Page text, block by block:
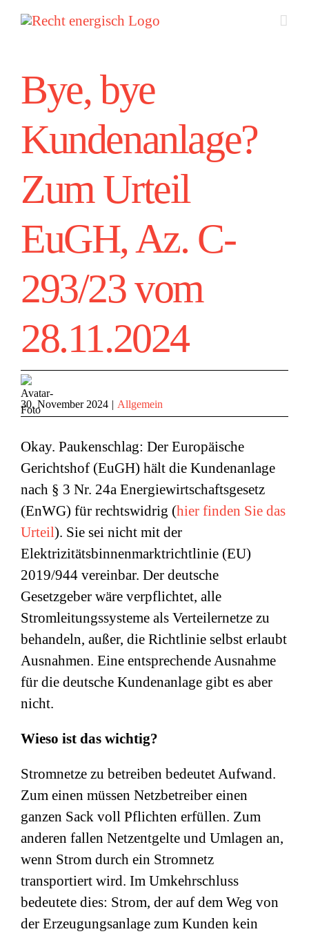
Zum
Inhalt
Bye, bye
Kundenanlage?
Zum Urteil
EuGH, Az. C-
293/23 vom
28.11.2024
30. November 2024 | Allgemein
Okay. Paukenschlag: Der Europäische
Gerichtshof (EuGH) hält die Kundenanlage
nach § 3 Nr. 24a Energiewirtschaftsgesetz
(EnWG) für rechtswidrig (hier finden Sie das
Urteil). Sie sei nicht mit der
Elektrizitätsbinnenmarktrichtlinie (EU)
2019/944 vereinbar. Der deutsche
Gesetzgeber wäre verpflichtet, alle
Stromleitungssysteme als Verteilernetze zu
behandeln, außer, die Richtlinie selbst erlaubt
Ausnahmen. Eine entsprechende Ausnahme
für die deutsche Kundenanlage gibt es aber
nicht.
Wieso ist das wichtig?
Stromnetze zu betreiben bedeutet Aufwand.
Zum einen müssen Netzbetreiber einen
ganzen Sack voll Pflichten erfüllen. Zum
anderen fallen Netzentgelte und Umlagen an,
wenn Strom durch ein Stromnetz
transportiert wird. Im Umkehrschluss
bedeutete dies: Strom, der auf dem Weg von
der Erzeugungsanlage zum Kunden kein